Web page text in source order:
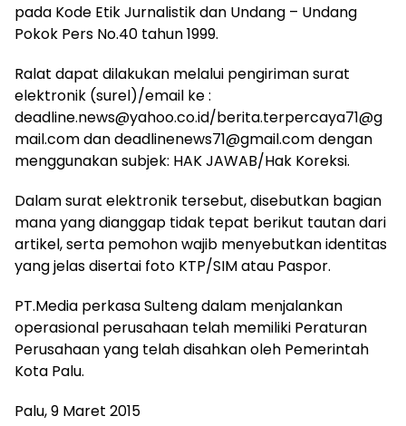
pada Kode Etik Jurnalistik dan Undang – Undang
Pokok Pers No.40 tahun 1999.
Ralat dapat dilakukan melalui pengiriman surat
elektronik (surel)/email ke :
deadline.news@yahoo.co.id/berita.terpercaya71@g
mail.com dan deadlinenews71@gmail.com dengan
menggunakan subjek: HAK JAWAB/Hak Koreksi.
Dalam surat elektronik tersebut, disebutkan bagian
mana yang dianggap tidak tepat berikut tautan dari
artikel, serta pemohon wajib menyebutkan identitas
yang jelas disertai foto KTP/SIM atau Paspor.
PT.Media perkasa Sulteng dalam menjalankan
operasional perusahaan telah memiliki Peraturan
Perusahaan yang telah disahkan oleh Pemerintah
Kota Palu.
Palu, 9 Maret 2015